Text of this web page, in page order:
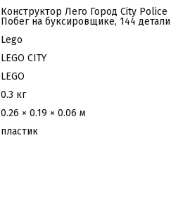
Конструктор Лего Город City Police
Побег на буксировщике, 144 детали
Lego
LEGO CITY
LEGO
0.3 кг
0.26 × 0.19 × 0.06 м
пластик